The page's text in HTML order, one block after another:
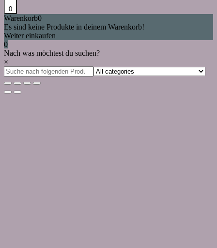
0
Warenkorb0
Es sind keine Produkte in deinem Warenkorb!
Weiter einkaufen
0
Nach was möchtest du suchen?
×